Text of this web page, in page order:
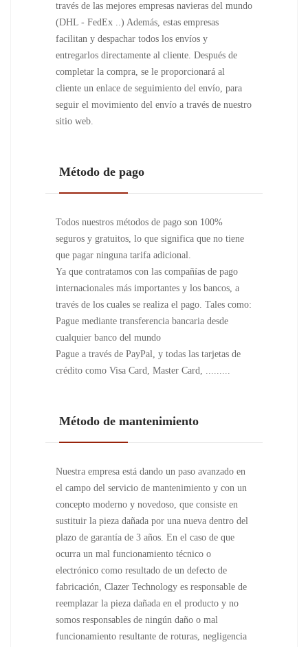
través de las mejores empresas navieras del mundo
(DHL - FedEx ..) Además, estas empresas
facilitan y despachar todos los envíos y
entregarlos directamente al cliente. Después de
completar la compra, se le proporcionará al
cliente un enlace de seguimiento del envío, para
seguir el movimiento del envío a través de nuestro
sitio web.
Método de pago
Todos nuestros métodos de pago son 100%
seguros y gratuitos, lo que significa que no tiene
que pagar ninguna tarifa adicional.
Ya que contratamos con las compañías de pago
internacionales más importantes y los bancos, a
través de los cuales se realiza el pago. Tales como:
Pague mediante transferencia bancaria desde
cualquier banco del mundo
Pague a través de PayPal, y todas las tarjetas de
crédito como Visa Card, Master Card, .........
Método de mantenimiento
Nuestra empresa está dando un paso avanzado en
el campo del servicio de mantenimiento y con un
concepto moderno y novedoso, que consiste en
sustituir la pieza dañada por una nueva dentro del
plazo de garantía de 3 años. En el caso de que
ocurra un mal funcionamiento técnico o
electrónico como resultado de un defecto de
fabricación, Clazer Technology es responsable de
reemplazar la pieza dañada en el producto y no
somos responsables de ningún daño o mal
funcionamiento resultante de roturas, negligencia